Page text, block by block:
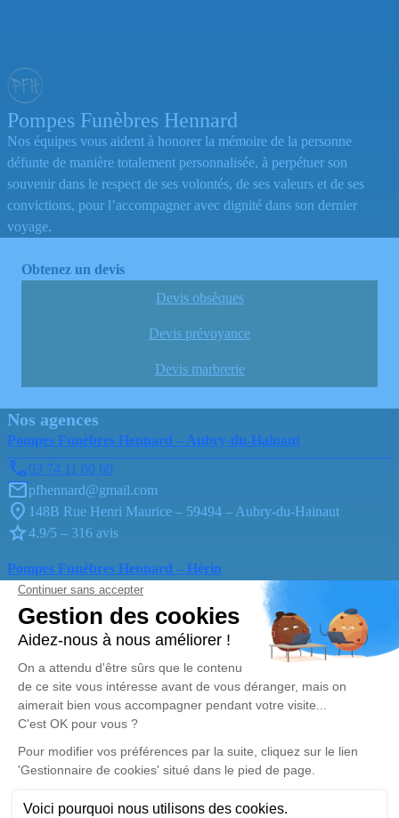
Pompes Funèbres Hennard
Nos équipes vous aident à honorer la mémoire de la personne
défunte de manière totalement personnalisée, à perpétuer son
souvenir dans le respect de ses volontés, de ses valeurs et de ses
convictions, pour l’accompagner avec dignité dans son dernier
voyage.
Obtenez un devis
Devis obsèques
Devis prévoyance
Devis marbrerie
Nos agences
Pompes Funèbres Hennard – Aubry-du-Hainaut
03 74 11 60 60
pfhennard@gmail.com
148B Rue Henri Maurice – 59494 – Aubry-du-Hainaut
4.9/5 – 316 avis
Pompes Funèbres Hennard – Hérin
03 74 11 70 56
pfhennard@gmail.com
42, Rue Jean-Jacques Rousseau – 59195 – Hérin
4.9/5 – 290 avis
Nos Services
Organiser des obsèques
Monuments funéraires
Services aux familles
Liens utiles
Avis de décès
agence